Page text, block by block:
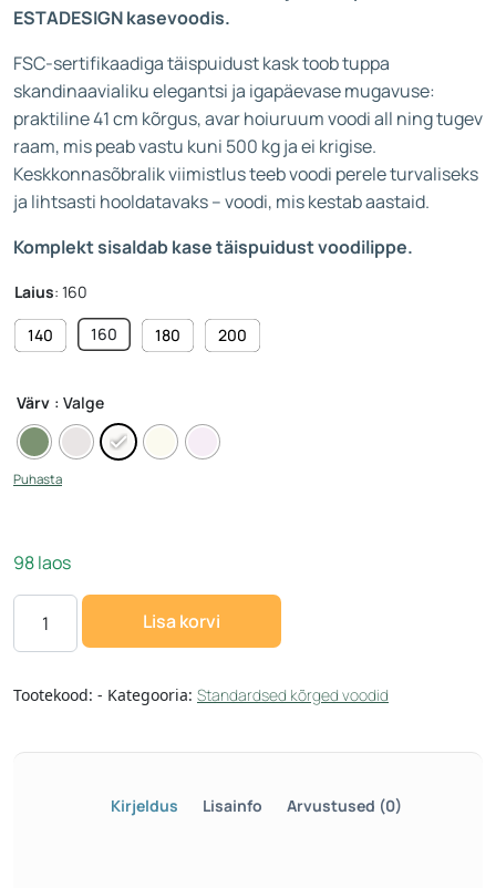
ESTADESIGN kasevoodis.
FSC-sertifikaadiga täispuidust kask toob tuppa
skandinaavialiku elegantsi ja igapäevase mugavuse:
praktiline 41 cm kõrgus, avar hoiuruum voodi all ning tugev
raam, mis peab vastu kuni 500 kg ja ei krigise.
Keskkonnasõbralik viimistlus teeb voodi perele turvaliseks
ja lihtsasti hooldatavaks – voodi, mis kestab aastaid.
Komplekt sisaldab kase täispuidust voodilippe.
Laius: 160
140 160 180 200
Värv : Valge
Puhasta
98 laos
Lisa korvi
Tootekood: - Kategooria: Standardsed kõrged voodid
Kirjeldus Lisainfo Arvustused (0)